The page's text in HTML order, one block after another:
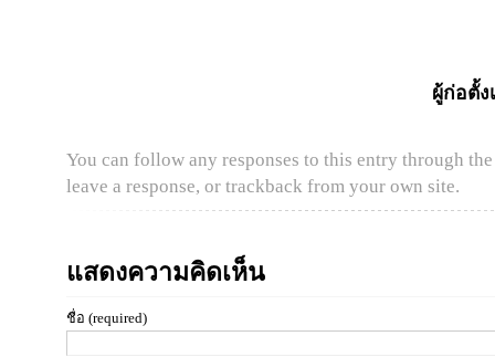
ผู้ก่อตั้
You can follow any responses to this entry through
leave a response, or trackback from your own site.
แสดงความคิดเห็น
ชื่อ (required)